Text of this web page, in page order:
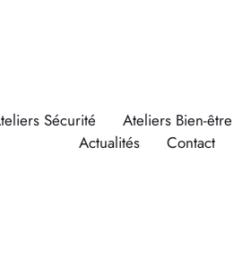
Sécurité Ateliers Bien-être
Actualités
Contact